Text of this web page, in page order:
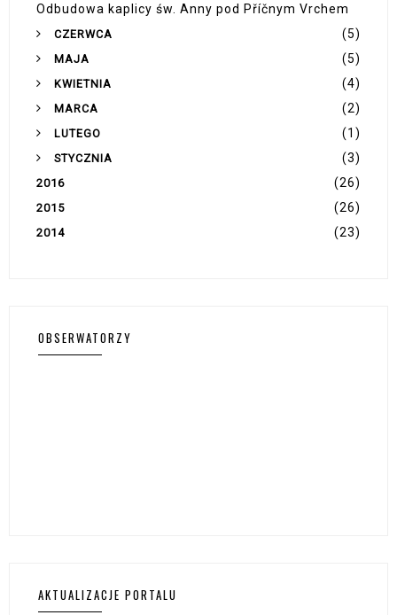
Odbudowa kaplicy św. Anny pod Příčnym Vrchem
CZERWCA (5)
MAJA (5)
KWIETNIA (4)
MARCA (2)
LUTEGO (1)
STYCZNIA (3)
2016 (26)
2015 (26)
2014 (23)
OBSERWATORZY
AKTUALIZACJE PORTALU